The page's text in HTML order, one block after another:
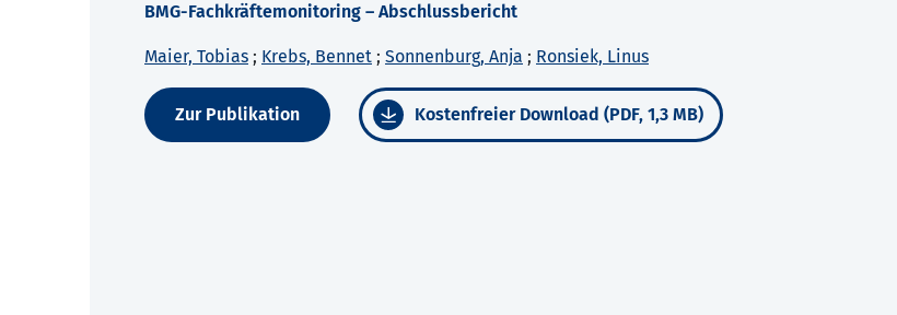
BMG-Fachkräftemonitoring – Abschlussbericht
Maier, Tobias ; Krebs, Bennet ; Sonnenburg, Anja ; Ronsiek, Linus
Zur Publikation Kostenfreier Download (PDF, 1,3 MB)